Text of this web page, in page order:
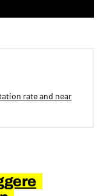
rate and near